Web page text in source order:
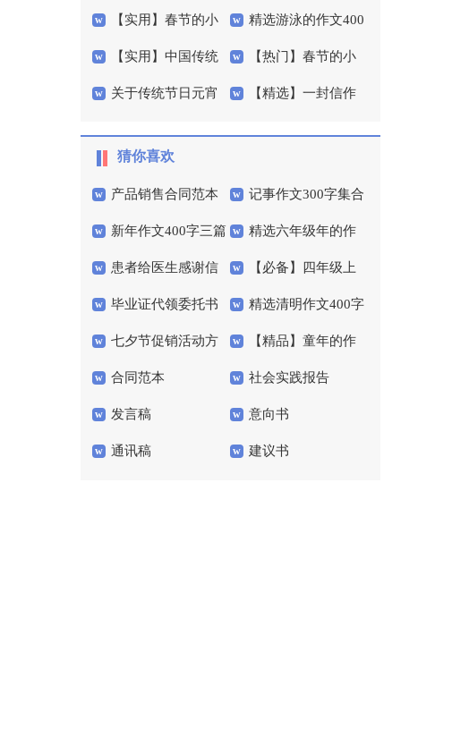
600字合集十篇 300字合集六篇
【实用】春节的小
学作文汇编六篇
精选游泳的作文400
字3篇
【实用】中国传统
节日作文300字3篇
【热门】春节的小
学作文400字3篇
关于传统节日元宵 【精选】一封信作
猜你喜欢
产品销售合同范本
通用15篇
记事作文300字集合
10篇
新年作文400字三篇 精选六年级年的作
文300字锦集7篇
患者给医生感谢信 【必备】四年级上
册语文教学计划三篇
毕业证代领委托书
15篇
精选清明作文400字
锦集9篇
七夕节促销活动方
案15篇
【精品】童年的作
文400字8篇
合同范本 社会实践报告
发言稿 意向书
通讯稿 建议书